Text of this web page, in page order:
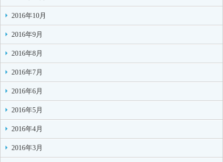
2016年10月
2016年9月
2016年8月
2016年7月
2016年6月
2016年5月
2016年4月
2016年3月